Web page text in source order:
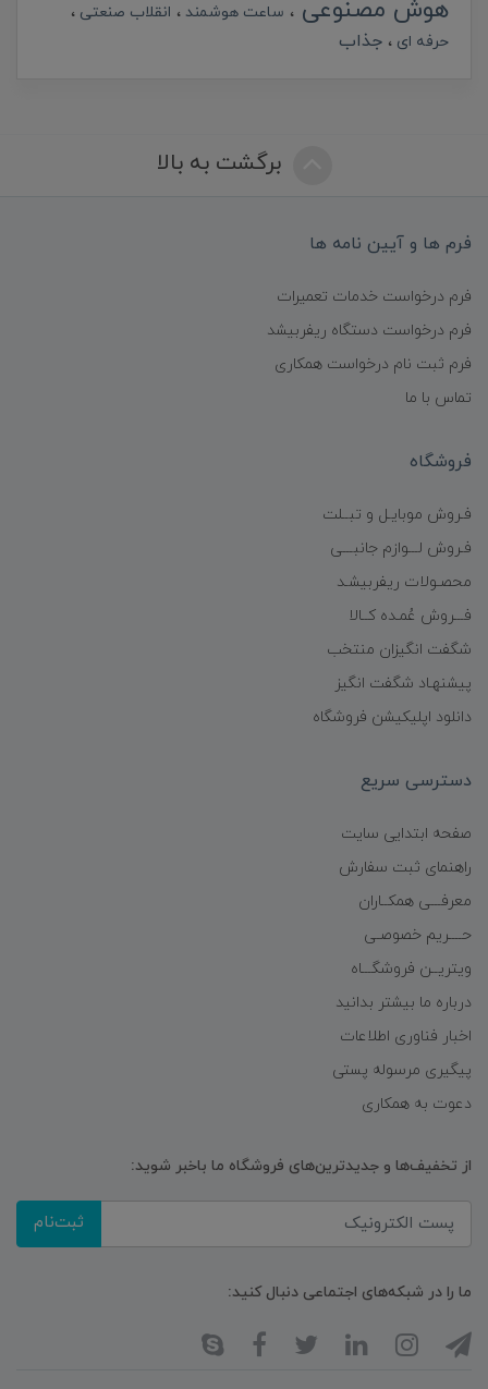
هوش مصنوعی ساعت هوشمند
انقلاب صنعتی
حرفه ای
جذاب
برگشت به بالا
فرم ها و آیین نامه ها
فرم درخواست خدمات تعمیرات
فرم درخواست دستگاه ریفربیشد
فرم ثبت نام درخواست همکاری
تماس با ما
فروشگاه
فـروش موبایـل و تبــلت
فـروش لـــوازم جانبـــی
محصـولات ریفربیشـد
فـــروش عُمـده کــالا
شگفت انگیزان منتخب
پیشنهـاد شگفت انگیز
دانلود اپلیکیشن فروشگاه
دسترسی سریع
صفحه ابتدایی سایت
راهنمای ثبت سفارش
معرفـــی همکــاران
حــــریم خصوصـی
ویتریــن فروشگـــاه
درباره ما بیشتر بدانید
اخبار فناوری اطلاعات
پیگیری مرسوله پستی
دعوت به همکاری
از تخفیف‌ها و جدیدترین‌های فروشگاه ما باخبر شوید:
ثبت‌نام
ما را در شبکه‌های اجتماعی دنبال کنید: